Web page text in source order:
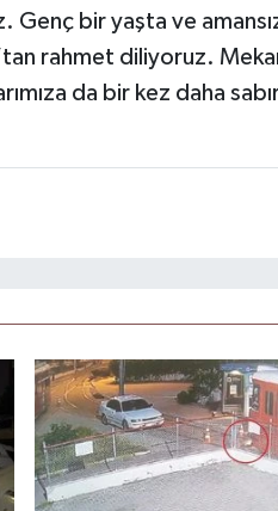
Genç bir yaşta ve
rahmet diliyoruz.
da bir kez daha